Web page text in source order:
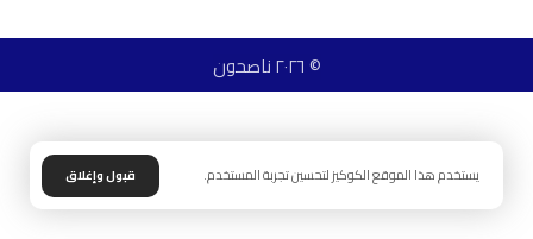
© ٢٠٢٦ ناصحون
يستخدم هذا الموقع الكوكيز لتحسين تجربة المستخدم. قبول وإغلاق